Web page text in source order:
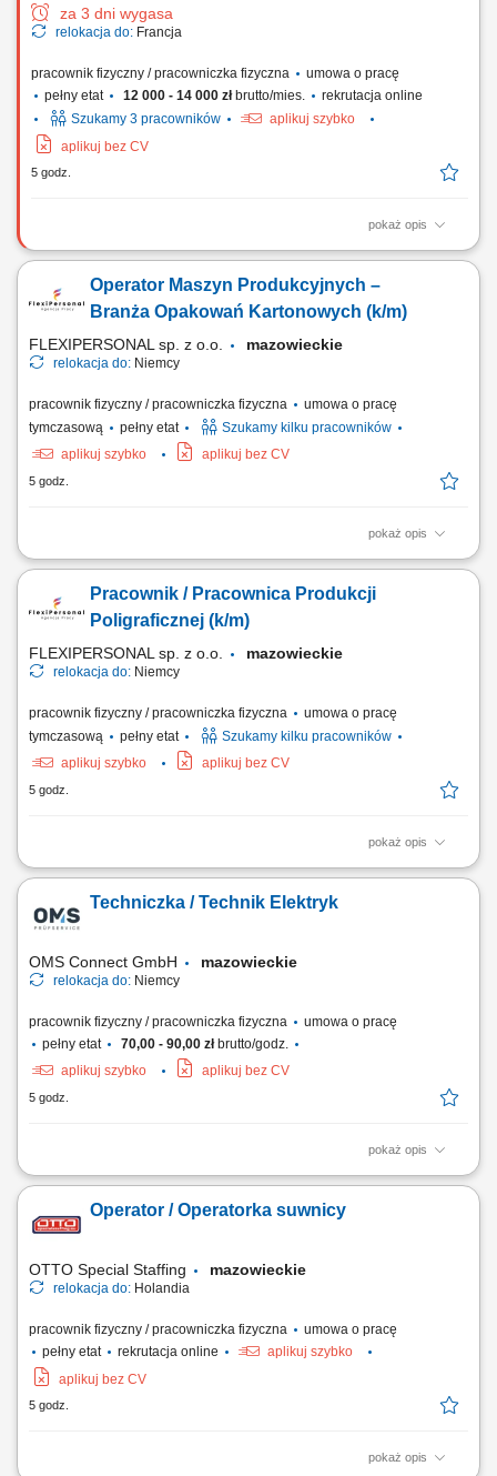
za 3 dni wygasa
relokacja do: Francja
pracownik fizyczny / pracowniczka fizyczna
umowa o pracę
pełny etat
12 000 - 14 000 złbrutto/mies.
rekrutacja online
Szukamy 3 pracowników
aplikuj szybko
aplikuj bez CV
5 godz.
pokaż opis
Zakres obowiązków: wykonywanie spawania konstrukcji stalowych
elementów o grubości 5–25 mm, realizacja spoin pachwinowych (FW),
dbanie o jakość i zgodność spoin z wymaganiami technicznymi.
Operator Maszyn Produkcyjnych –
Branża Opakowań Kartonowych (k/m)
FLEXIPERSONAL sp. z o.o. mazowieckie
relokacja do: Niemcy
pracownik fizyczny / pracowniczka fizyczna
umowa o pracę
tymczasową
pełny etat
Szukamy kilku pracowników
aplikuj szybko
aplikuj bez CV
5 godz.
pokaż opis
Twoje zadania Obsługa i ustawianie maszyn produkcyjnych
realizacji zleceń produkcyjnych; Kontrola jakości wykonywanych
elementów; Nadzór nad prawidłowym przebiegiem procesu
Pracownik / Pracownica Produkcji
Poligraficznej (k/m)
FLEXIPERSONAL sp. z o.o. mazowieckie
relokacja do: Niemcy
pracownik fizyczny / pracowniczka fizyczna
umowa o pracę
tymczasową
pełny etat
Szukamy kilku pracowników
aplikuj szybko
aplikuj bez CV
5 godz.
pokaż opis
Opis stanowiska Obsługa oraz przygotowywanie maszyn do produkcji
wykonywanych elementów. Zapewnienie ciągłości procesu
produkcyjnego. Wykonywanie podstawowych czynności
Techniczka / Technik Elektryk
OMS Connect GmbH mazowieckie
relokacja do: Niemcy
pracownik fizyczny / pracowniczka fizyczna
umowa o pracę
pełny etat
70,00 - 90,00 złbrutto/godz.
aplikuj szybko
aplikuj bez CV
5 godz.
pokaż opis
Twoje zadania: Kontrola bezpieczeństwa sprzętu elektrycznego.
Operator / Operatorka suwnicy
OTTO Special Staffing mazowieckie
relokacja do: Holandia
pracownik fizyczny / pracowniczka fizyczna
umowa o pracę
pełny etat
rekrutacja online
aplikuj szybko
aplikuj bez CV
5 godz.
pokaż opis